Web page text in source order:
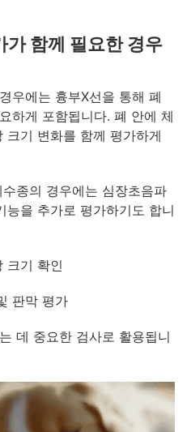
가 함께 필요한 경우
우에는 흉부X선을 통해 폐
하게 포함됩니다. 폐 안에 체
크기 변화를 함께 평가하게
종의 경우에는 심장초음파
을 추가로 평가하기도 합니
크기 확인
판막 평가
데 중요한 검사로 활용됩니